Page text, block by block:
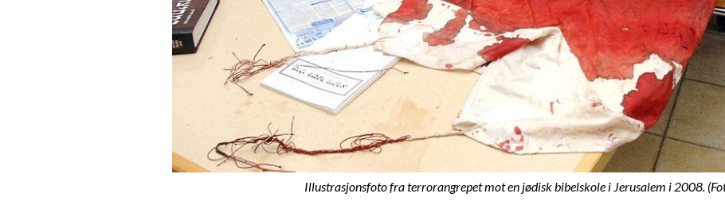
Illustrasjonsfoto fra terrorangrepet mot en jødisk bibelskole i Jerusalem i 2008.